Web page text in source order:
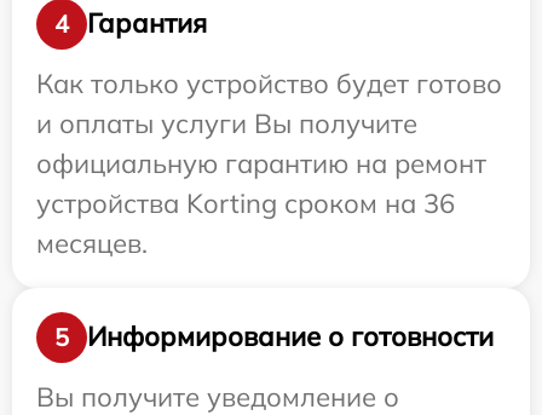
4
Гарантия
Как только устройство будет готово
и оплаты услуги Вы получите
официальную гарантию на ремонт
устройства Korting сроком на 36
месяцев.
5
Информирование о готовности
Вы получите уведомление о